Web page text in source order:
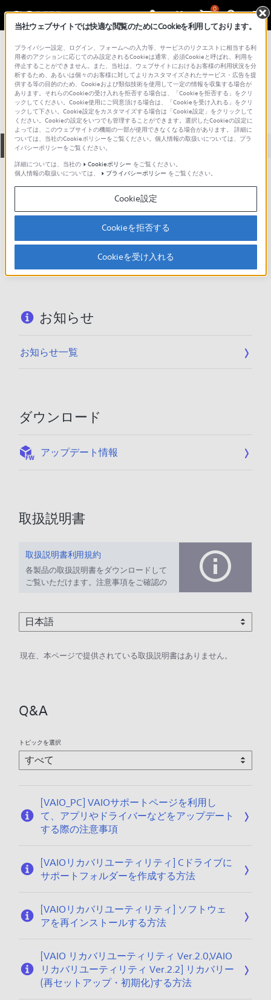
0
総合サポート・お問い合わせ VGN シリーズ
VGN-S90PSY1
全て ダウンロード 取扱説明書 Q&A
製品に関する重要なお知らせ
お知らせ
製品に関する重要なお知らせ
重要なお知らせ一覧
お知らせ
お知らせ一覧
ダウンロード
アップデート情報
取扱説明書
取扱説明書利用規約
各製品の取扱説明書をダウンロードして
ご覧いただけます。注意事項をご確認の
現在、本ページで提供されている取扱説明書はありません。
Q&A
トピックを選択
[VAIO_PC] VAIOサポートページを利用し
て、アプリやドライバーなどをアップデート
する際の注意事項
[VAIOリカバリユーティリティ] Cドライブに
サポートフォルダーを作成する方法
[VAIOリカバリユーティリティ] ソフトウェ
アを再インストールする方法
[VAIO リカバリユーティリティ Ver.2.0,VAIO
リカバリユーティリティ Ver.2.2] リカバリー
(再セットアップ・初期化)する方法
当社ウェブサイトでは快適な閲覧のためにCookieを利用しております。
プライバシー設定、ログイン、フォームへの入力等、サービスのリクエストに相当する利
用者のアクションに応じてのみ設定されるCookieは通常、必須Cookieと呼ばれ、利用を
停止することができません。また、当社は、ウェブサイトにおけるお客様の利用状況を分
析するため、あるいは個々のお客様に対してよりカスタマイズされたサービス・広告を提
供する等の目的のため、Cookieおよび類似技術を使用して一定の情報を収集する場合が
あります。それらのCookieの受け入れを拒否する場合は、「Cookieを拒否する」をクリ
ックしてください。Cookie使用にご同意頂ける場合は、「Cookieを受け入れる」をクリ
ックして下さい。Cookie設定をカスタマイズする場合は「Cookie設定」をクリックして
ください。Cookieの設定をいつでも管理することができます。選択したCookieの設定に
よっては、このウェブサイトの機能の一部が使用できなくなる場合があります。 詳細に
ついては、当社のCookieポリシーをご覧ください。個人情報の取扱いについては、プラ
イバシーポリシーをご覧ください。
詳細については、当社の
Cookieポリシー をご覧ください。
個人情報の取扱いについては、
プライバシーポリシー をご覧ください。
Cookie設定
Cookieを拒否する
Cookieを受け入れる